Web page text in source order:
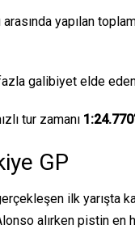
arasında yapılan
galibiyet elde
tur zamanı 1:24.770
GP
ilk yarışta
alırken pistin